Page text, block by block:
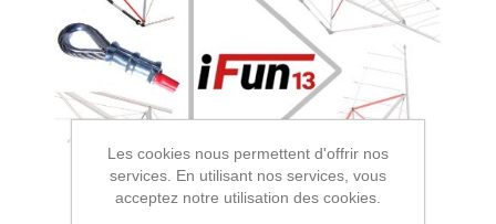
Les cookies nous permettent d'offrir nos
services. En utilisant nos services, vous
acceptez notre utilisation des cookies.